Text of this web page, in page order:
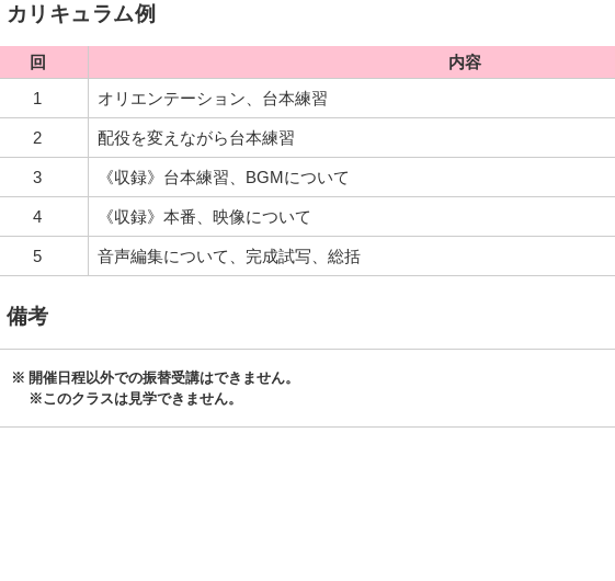
カリキュラム例
回
内容
1
オリエンテーション、台本練習
2 配役を変えながら台本練習
3 《収録》台本練習、BGMについて
4 《収録》本番、映像について
5 音声編集について、完成試写、総括
備考
開催日程以外での振替受講はできません。
※このクラスは見学できません。